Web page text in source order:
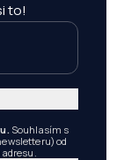
to!
Souhlasím s
od